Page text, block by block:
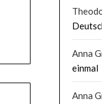
Anna
einmal
Anna